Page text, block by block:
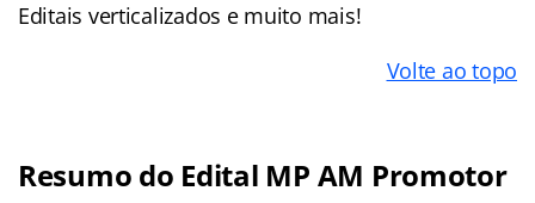
Editais verticalizados e muito mais!
Volte ao topo
Resumo do Edital MP AM Promotor